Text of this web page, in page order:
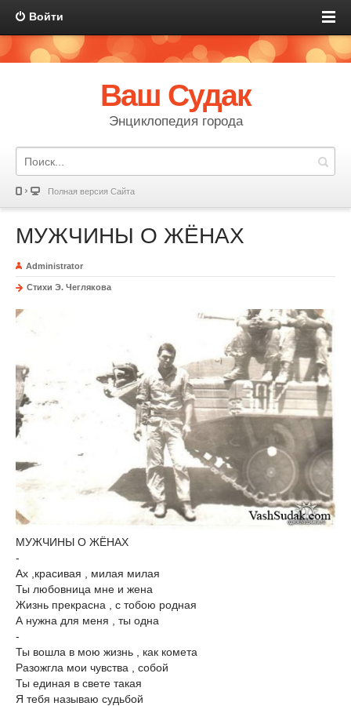
Войти
Ваш Судак
Энциклопедия города
Полная версия Сайта
МУЖЧИНЫ О ЖЁНАХ
Administrator
Стихи Э. Чеглякова
МУЖЧИНЫ О ЖЁНАХ
-
Ах ,красивая , милая милая
Ты любовница мне и жена
Жизнь прекрасна , с тобою родная
А нужна для меня , ты одна
-
Ты вошла в мою жизнь , как комета
Разожгла мои чувства , собой
Ты единая в свете такая
Я тебя называю судьбой